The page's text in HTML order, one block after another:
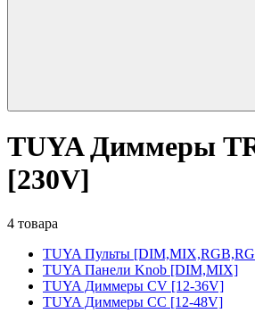
TUYA Диммеры
[230V]
4 товара
TUYA Пульты
TUYA Панели Knob [DIM,MIX]
TUYA Диммеры CV [12-36V]
TUYA Диммеры CC [12-48V]